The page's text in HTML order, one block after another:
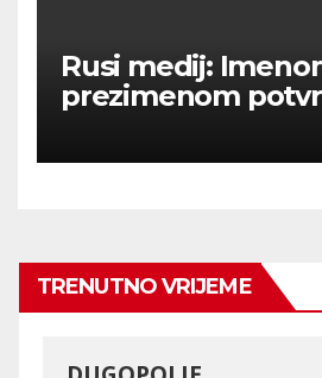
Rusi medij:
prezimenom
Ukraini.
TRENUTNO VRIJEME